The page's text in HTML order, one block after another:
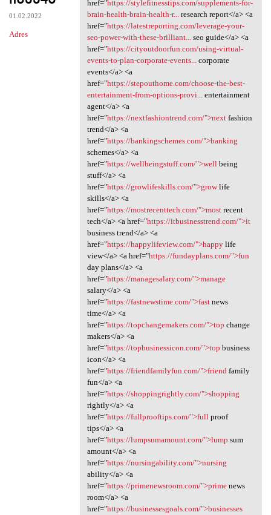
01.02.2022
Adres
href="https://stylefitnesstips.com/supplements-for-
brain-health-brain-health-r...research report</a> <a
href="https://latestreporting.com/leverage-your-
seo-power-with-these-brilliant...seo guide</a> <a
href="https://cityoutdoorfun.com/using-virtual-
events-to-plan-corporate-events...corporate
events</a> <a
href="https://stepouthome.com/choose-the-best-
entertainment-from-options-provi...entertainment
agent</a> <a
href="https://nextfashiontrend.com/">nextfashion
trend</a> <a
href="https://bankingschemes.com/">banking
schemes</a> <a
href="https://wellbeingstuff.com/">wellbeing
stuff</a> <a
href="https://growlifeskills.com/">growlife
skills</a> <a
href="https://mostrecenttech.com/">mostrecent
tech</a> <a href="https://itbusinesstrend.com/">it
business trend</a> <a
href="https://happylifeview.com/">happylife
view</a> <a href="https://fundayplans.com/">fun
day plans</a> <a
href="https://managesalary.com/">manage
salary</a> <a
href="https://fastnewstime.com/">fastnews
time</a> <a
href="https://topchangemakers.com/">top change
makers</a> <a
href="https://topbusinessicon.com/">top business
icon</a> <a
href="https://friendfamilyfun.com/">friendfamily
fun</a> <a
href="https://shoppingrightly.com/">shopping
rightly</a> <a
href="https://fullprooftips.com/">fullproof
tips</a> <a
href="https://lumpsumamount.com/">lump sum
amount</a> <a
href="https://nursingability.com/">nursing
ability</a> <a
href="https://primenewsroom.com/">primenews
room</a> <a
href="https://businessesgoals.com/">businesses